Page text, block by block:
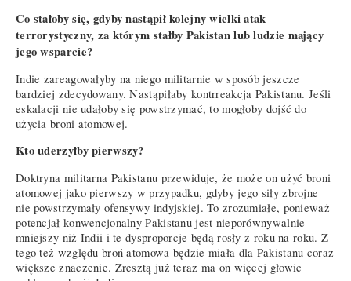
Co stałoby się, gdyby nastąpił kolejny wielki atak
terrorystyczny, za którym stałby Pakistan lub ludzie mający
jego wsparcie?
Indie zareagowałyby na niego militarnie w sposób jeszcze
bardziej zdecydowany. Nastąpiłaby kontrreakcja Pakistanu. Jeśli
eskalacji nie udałoby się powstrzymać, to mogłoby dojść do
użycia broni atomowej.
Kto uderzyłby pierwszy?
Doktryna militarna Pakistanu przewiduje, że może on użyć broni
atomowej jako pierwszy w przypadku, gdyby jego siły zbrojne
nie powstrzymały ofensywy indyjskiej. To zrozumiałe, ponieważ
potencjał konwencjonalny Pakistanu jest nieporównywalnie
mniejszy niż Indii i te dysproporcje będą rosły z roku na roku. Z
tego też względu broń atomowa będzie miała dla Pakistanu coraz
większe znaczenie. Zresztą już teraz ma on więcej głowic